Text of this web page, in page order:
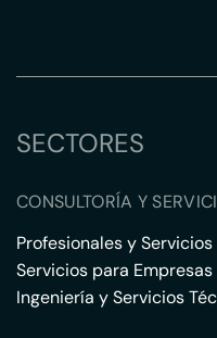
SECTORES
CONSULTORÍA Y
Profesionales y
Servicios para Empresas
Ingeniería y Servicios